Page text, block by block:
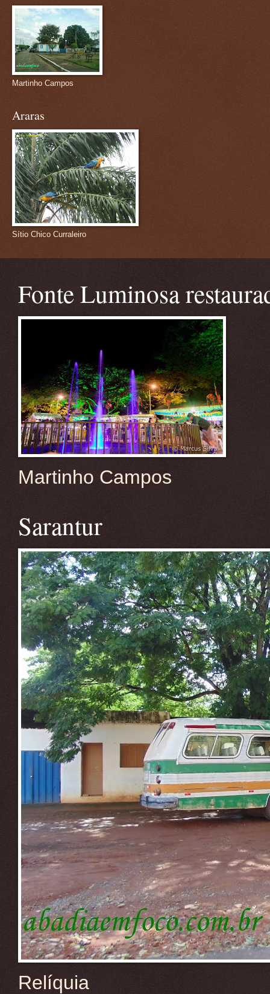
Martinho Campos
Araras
Sítio Chico Curraleiro
Fonte Luminosa
Martinho Campos
Sarantur
Relíquia